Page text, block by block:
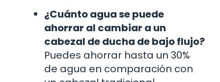
¿Cuánto agua se puede
ahorrar al cambiar a un
cabezal de ducha de bajo flujo?
Puedes ahorrar hasta un 30%
de agua en comparación con